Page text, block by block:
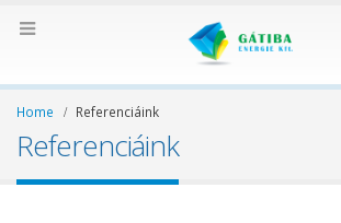
Home Referenciáink
Referenciáink